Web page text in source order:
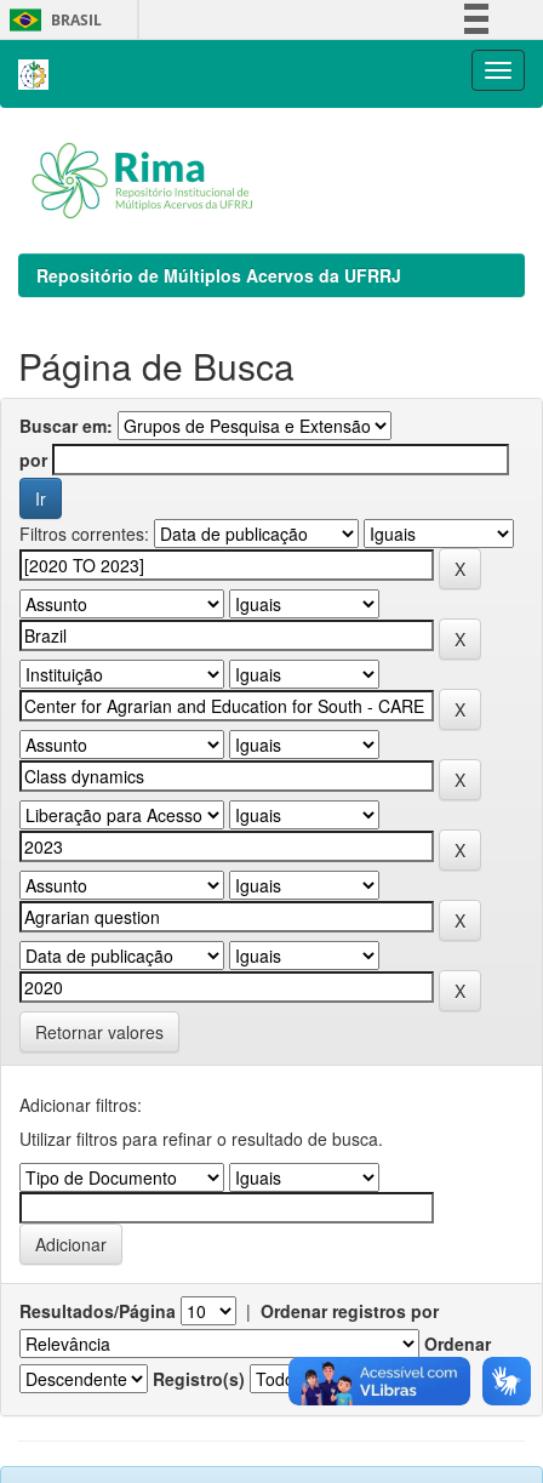
Skip
navigation
BRASIL
Repositório de Múltiplos Acervos da UFRRJ
Página de Busca
Buscar em:
por
Filtros correntes:
Retornar valores
Adicionar filtros:
Utilizar filtros para refinar o resultado de busca.
Resultados/Página | Ordenar registros por
Ordenar
Registro(s)